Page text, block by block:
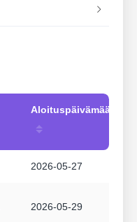
Aloituspäivämäärä
2026-05-27
2026-05-29